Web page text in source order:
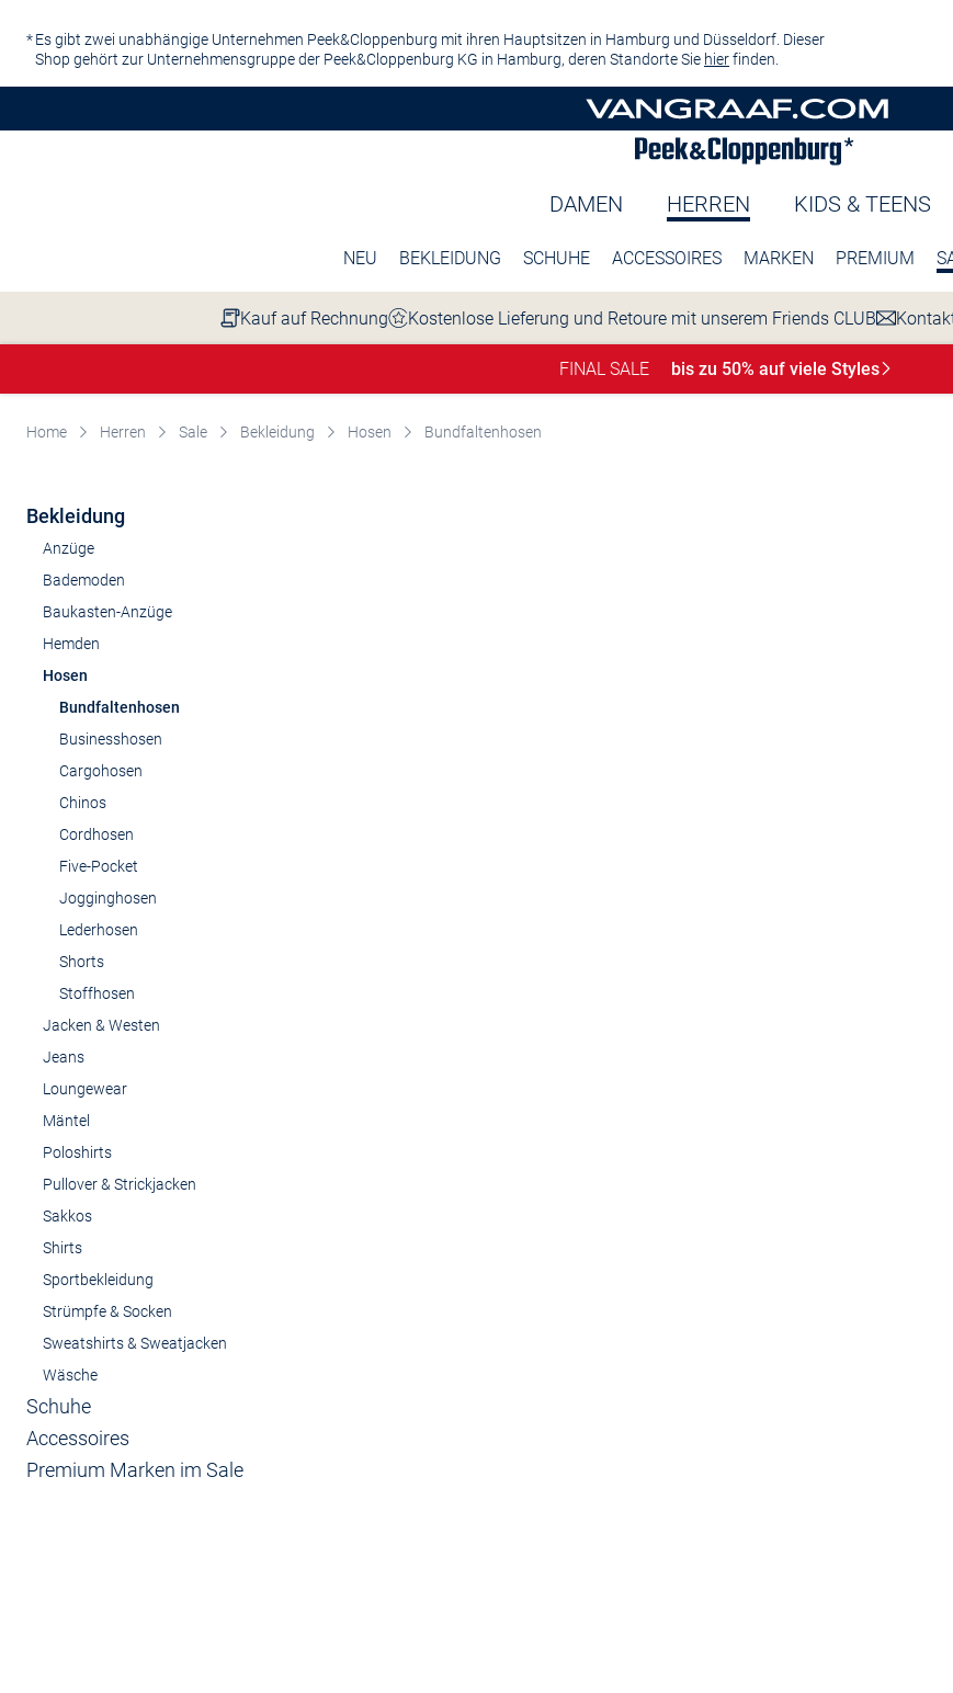
Es gibt zwei unabhängige Unternehmen Peek&Cloppenburg mit ihren Hauptsitzen in Hamburg und Düsseldorf. Dieser
Shop gehört zur Unternehmensgruppe der Peek&Cloppenburg KG in Hamburg, deren Standorte Sie hierfinden.
DAMEN HERREN KIDS & TEENS
NEU BEKLEIDUNG SCHUHE ACCESSOIRES MARKEN PREMIUM
Kauf auf Rechnung Kostenlose Lieferung und Retoure mit unserem Friends CLUB
FINAL SALE bis zu 50% auf viele Styles
Home Herren Sale Bekleidung Hosen Bundfaltenhosen
Bekleidung
Anzüge
Bademoden
Baukasten-Anzüge
Hemden
Hosen
Bundfaltenhosen
Businesshosen
Cargohosen
Chinos
Cordhosen
Five-Pocket
Jogginghosen
Lederhosen
Shorts
Stoffhosen
Jacken & Westen
Jeans
Loungewear
Mäntel
Poloshirts
Pullover & Strickjacken
Sakkos
Shirts
Sportbekleidung
Strümpfe & Socken
Sweatshirts & Sweatjacken
Wäsche
Schuhe
Accessoires
Premium Marken im Sale